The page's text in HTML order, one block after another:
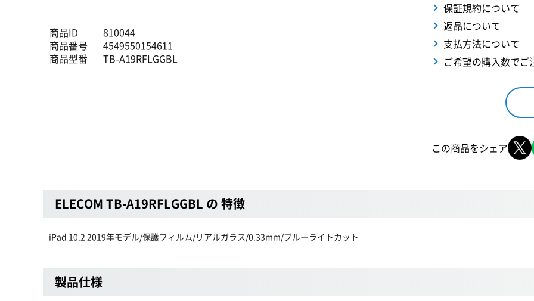
商品ID
810044
商品番号
4549550154611
商品型番
TB-A19RFLGGBL
保証規約について
返品について
支払方法について
ご希望の購入数でご
この商品をシェア
ELECOM TB-A19RFLGGBL の 特徴
iPad 10.2 2019年モデル/保護フィルム/リアルガラス/0.33mm/ブルーライトカット
製品仕様